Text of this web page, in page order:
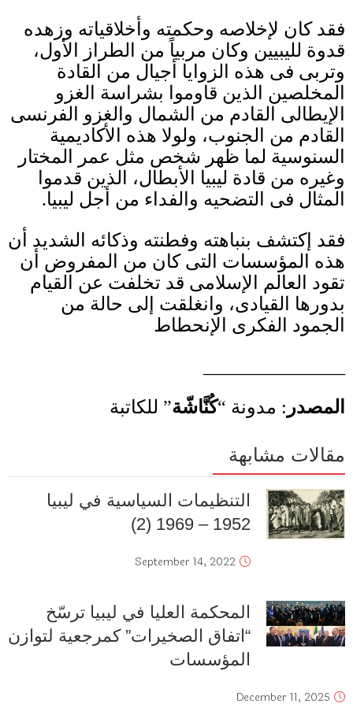
فقد كان لإخلاصه وحكمته وأخلاقياته وزهده
قدوة لليبيين وكان مربياً من الطراز الأول،
وتربى فى هذه الزوايا أجيال من القادة
المخلصين الذين قاوموا بشراسة الغزو
الإيطالى القادم من الشمال والغزو الفرنسى
القادم من الجنوب، ولولا هذه الأكاديمية
السنوسية لما ظهر شخص مثل عمر المختار
وغيره من قادة ليبيا الأبطال، الذين قدموا
المثال فى التضحيه والفداء من أجل ليبيا.
فقد إكتشف بنباهته وفطنته وذكائه الشديد أن
هذه المؤسسات التى كان من المفروض أن
تقود العالم الإسلامى قد تخلفت عن القيام
بدورها القيادى، وانغلقت إلى حالة من
الجمود الفكرى الإنحطاط
المصدر : مدونة “كُنَّاشّة” للكاتبة
مقالات مشابهة
التنظيمات السياسية في ليبيا
1952 – 1969 (2)
September 14, 2022
المحكمة العليا في ليبيا ترسّخ
“اتفاق الصخيرات” كمرجعية لتوازن
المؤسسات
December 11, 2025